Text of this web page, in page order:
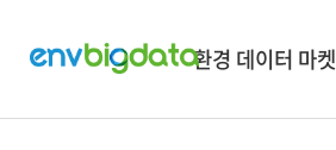
환경 데이터 마켓